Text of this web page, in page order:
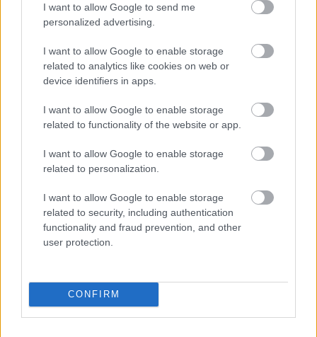
I want to allow Google to send me
personalized advertising.
I want to allow Google to enable storage
related to analytics like cookies on web or
device identifiers in apps.
I want to allow Google to enable storage
related to functionality of the website or app.
I want to allow Google to enable storage
related to personalization.
I want to allow Google to enable storage
related to security, including authentication
functionality and fraud prevention, and other
user protection.
CONFIRM
Saját Dual Pixel szenzorral
próbálkozik a Samsung
2016. március 10.